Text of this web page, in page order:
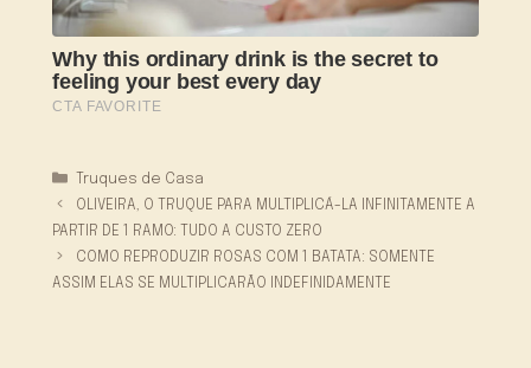
Categorias
Truques de Casa
OLIVEIRA, O TRUQUE PARA MULTIPLICÁ-LA INFINITAMENTE A
PARTIR DE 1 RAMO: TUDO A CUSTO ZERO
COMO REPRODUZIR ROSAS COM 1 BATATA: SOMENTE
ASSIM ELAS SE MULTIPLICARÃO INDEFINIDAMENTE